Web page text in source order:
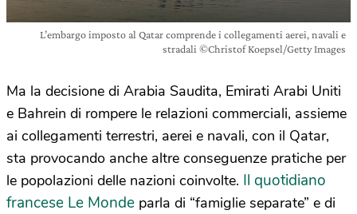
L’embargo imposto al Qatar comprende i collegamenti aerei, navali e
stradali ©Christof Koepsel/Getty Images
Ma la decisione di Arabia Saudita, Emirati Arabi Uniti
e Bahrein di rompere le relazioni commerciali, assieme
ai collegamenti terrestri, aerei e navali, con il Qatar,
sta provocando anche altre conseguenze pratiche per
le popolazioni delle nazioni coinvolte. Il quotidiano
francese Le Monde parla di “famiglie separate” e di